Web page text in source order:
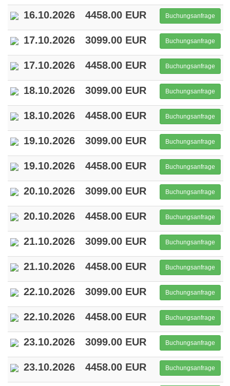
16.10.2026 4458.00 EUR Buchungsanfrage
17.10.2026 3099.00 EUR Buchungsanfrage
17.10.2026 4458.00 EUR Buchungsanfrage
18.10.2026 3099.00 EUR Buchungsanfrage
18.10.2026 4458.00 EUR Buchungsanfrage
19.10.2026 3099.00 EUR Buchungsanfrage
19.10.2026 4458.00 EUR Buchungsanfrage
20.10.2026 3099.00 EUR Buchungsanfrage
20.10.2026 4458.00 EUR Buchungsanfrage
21.10.2026 3099.00 EUR Buchungsanfrage
21.10.2026 4458.00 EUR Buchungsanfrage
22.10.2026 3099.00 EUR Buchungsanfrage
22.10.2026 4458.00 EUR Buchungsanfrage
23.10.2026 3099.00 EUR Buchungsanfrage
23.10.2026 4458.00 EUR Buchungsanfrage